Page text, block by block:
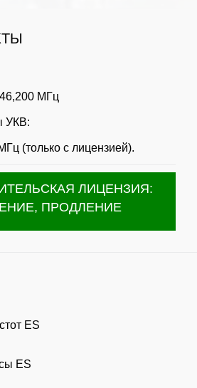
МГц
УКВ:
(только с лицензией).
ЛИЦЕНЗИЯ:
ПРОДЛЕНИЕ
ES
ES